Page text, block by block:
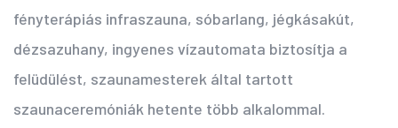
fényterápiás infraszauna, sóbarlang, jégkásakút,
dézsazuhany, ingyenes vízautomata biztosítja a
felüdülést, szaunamesterek által tartott
szaunaceremóniák hetente több alkalommal.